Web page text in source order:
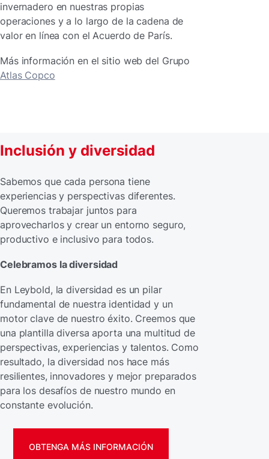
invernadero en nuestras propias
operaciones y a lo largo de la cadena de
valor en línea con el Acuerdo de París.
Más información en el sitio web del Grupo
Atlas Copco
Inclusión y diversidad
Sabemos que cada persona tiene
experiencias y perspectivas diferentes.
Queremos trabajar juntos para
aprovecharlos y crear un entorno seguro,
productivo e inclusivo para todos.
Celebramos la diversidad
En Leybold, la diversidad es un pilar
fundamental de nuestra identidad y un
motor clave de nuestro éxito. Creemos que
una plantilla diversa aporta una multitud de
perspectivas, experiencias y talentos. Como
resultado, la diversidad nos hace más
resilientes, innovadores y mejor preparados
para los desafíos de nuestro mundo en
constante evolución.
OBTENGA MÁS INFORMACIÓN